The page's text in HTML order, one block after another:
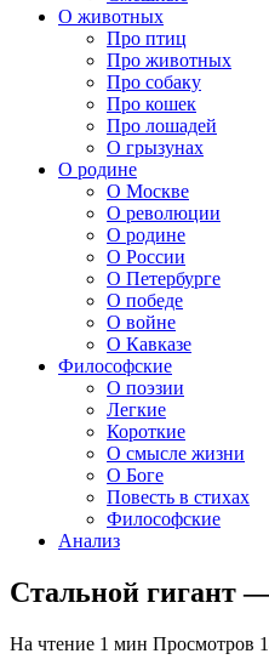
О животных
Про птиц
Про животных
Про собаку
Про кошек
Про лошадей
О грызунах
О родине
О Москве
О революции
О родине
О России
О Петербурге
О победе
О войне
О Кавказе
Философские
О поэзии
Легкие
Короткие
О смысле жизни
О Боге
Повесть в стихах
Философские
Анализ
Стальной гигант
На чтение 1 мин Просмотров